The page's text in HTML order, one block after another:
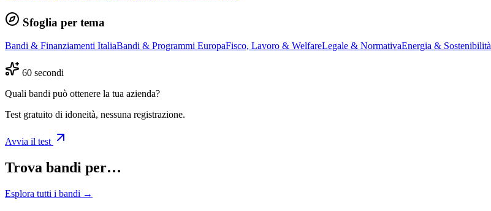
Sfoglia per tema
Bandi & Finanziamenti ItaliaBandi & Programmi EuropaFisco, Lavoro & WelfareLegale & NormativaEnergia & Sostenibilità
60 secondi
Quali bandi può ottenere la tua azienda?
Test gratuito di idoneità, nessuna registrazione.
Avvia il test
Trova bandi per…
Esplora tutti i bandi →